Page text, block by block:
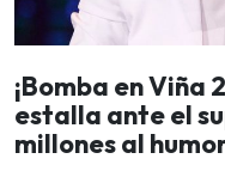
¡Bomba en Viña
estalla ante el
millones al